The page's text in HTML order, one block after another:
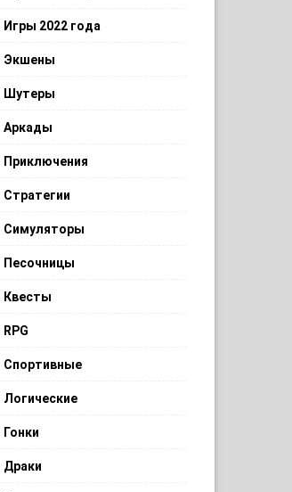
Игры 2022 года
Экшены
Шутеры
Аркады
Приключения
Стратегии
Симуляторы
Песочницы
Квесты
RPG
Спортивные
Логические
Гонки
Драки